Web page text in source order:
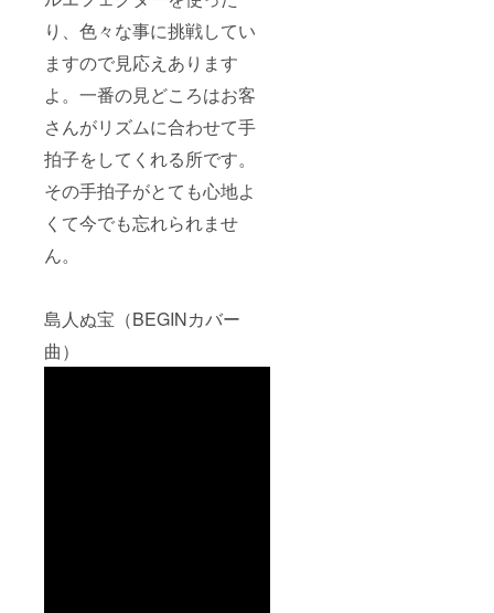
り、色々な事に挑戦してい
ますので見応えあります
よ。一番の見どころはお客
さんがリズムに合わせて手
拍子をしてくれる所です。
その手拍子がとても心地よ
くて今でも忘れられませ
ん。
島人ぬ宝（BEGINカバー
曲）